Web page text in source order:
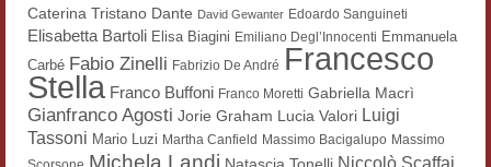
Koreanische Literatur und Kultur
Scrittori latini dell’Europa medioevale
Testi Mediolatini
Caterina Tristano Dante David Gewanter Edoardo Sanguineti
Elisabetta Bartoli Elisa Biagini Emiliano Degl’Innocenti Emmanuela
Carbé Fabio Zinelli Fabrizio De André Francesco
Stella Franco Buffoni Franco Moretti Gabriella Macrì
Gianfranco Agosti Jorie Graham Lucia Valori Luigi
Tassoni Mario Luzi Martha Canfield Massimo Bacigalupo Massimo
Michela Landi Niccolò Scaffai